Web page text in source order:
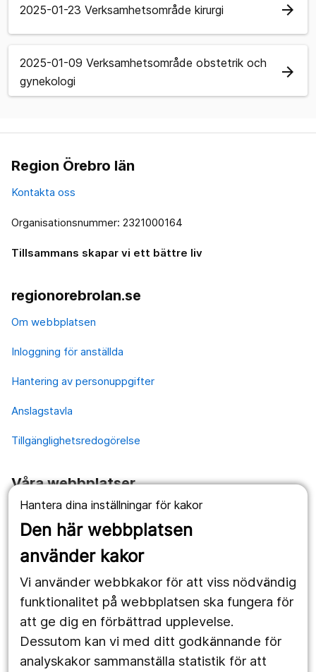
Hantera dina inställningar för kakor
Den här webbplatsen
använder kakor
Vi använder webbkakor för att viss nödvändig
funktionalitet på webbplatsen ska fungera för
att ge dig en förbättrad upplevelse.
Dessutom kan vi med ditt godkännande för
analyskakor sammanställa statistik för att
2025-01-23 Verksamhetsområde kirurgi arrow_forward
2025-01-09 Verksamhetsområde obstetrik och
gynekologi
arrow_forward
Region Örebro län
Kontakta oss
Organisationsnummer: 2321000164
Tillsammans skapar vi ett bättre liv
regionorebrolan.se
Om webbplatsen
Inloggning för anställda
Hantering av personuppgifter
Anslagstavla
Tillgänglighetsredogörelse
Våra webbplatser
1177.se
Länstrafiken
Utveckling
Följ oss